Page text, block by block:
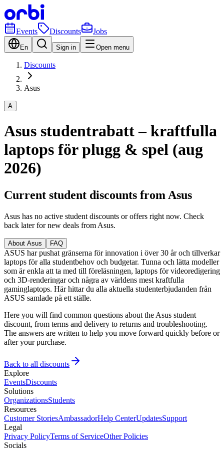
Events Discounts Jobs
En Sign in Open menu
Discounts
Asus
A
Asus studentrabatt – kraftfulla
laptops för plugg & spel (aug
2026)
Current student discounts from Asus
Asus has no active student discounts or offers right now. Check
back later for new deals from Asus.
About Asus FAQ
ASUS har pushat gränserna för innovation i över 30 år och tillverkar
laptops för alla studentbehov och budgetar. Tunna och lätta modeller
som är enkla att ta med till föreläsningen, laptops för videoredigering
och 3D-renderingar och några av världens mest kraftfulla
gaminglaptops. Här hittar du alla aktuella studenterbjudanden från
ASUS samlade på ett ställe.
Here you will find common questions about the Asus student
discount, from terms and delivery to returns and troubleshooting.
The answers are written to help you move forward quickly before or
after your purchase.
Back to all discounts
Explore
EventsDiscounts
Solutions
OrganizationsStudents
Resources
Customer StoriesAmbassadorHelp CenterUpdatesSupport
Legal
Privacy PolicyTerms of ServiceOther Policies
Socials